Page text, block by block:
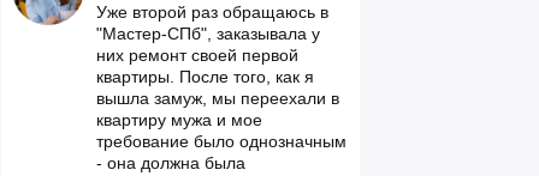
Уже второй раз обращаюсь в
"Мастер-СПб", заказывала у
них ремонт своей первой
квартиры. После того, как я
вышла замуж, мы переехали в
квартиру мужа и мое
требование было однозначным
- она должна была